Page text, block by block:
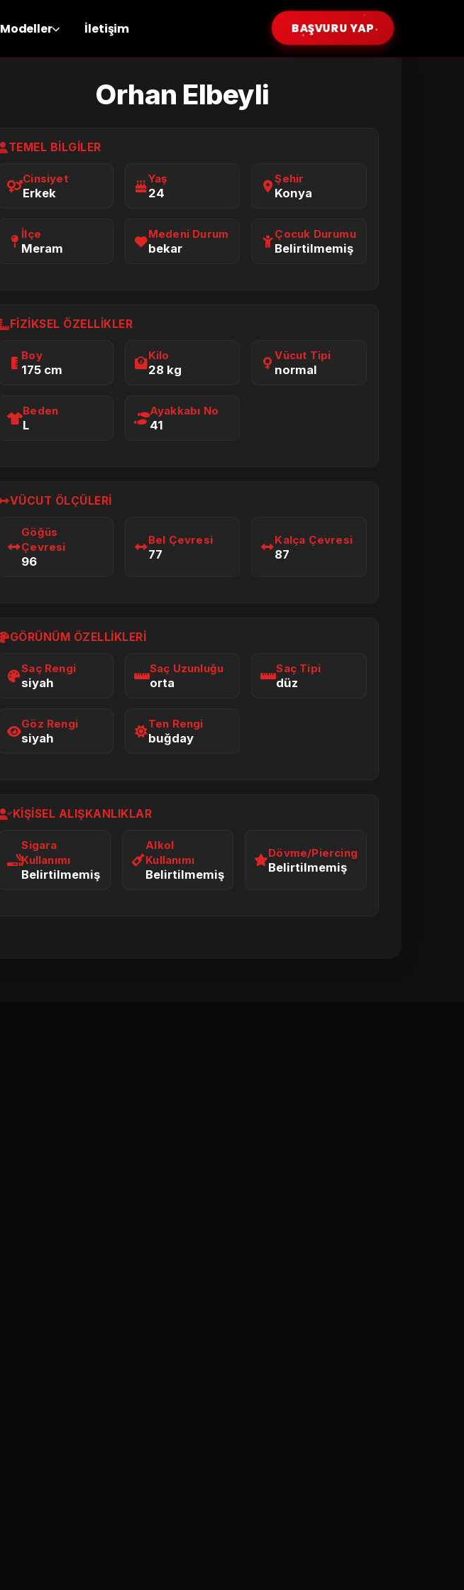
Modeller İletişim BAŞVURU YAP
Orhan Elbeyli
TEMEL BILGILER
Cinsiyet
Erkek
Yaş
24
Şehir
Konya
İlçe
Meram
Medeni Durum
bekar
Çocuk Durumu
Belirtilmemiş
FIZIKSEL ÖZELLIKLER
Boy
175 cm
Kilo
28 kg
Vücut Tipi
normal
Beden
L
Ayakkabı No
41
VÜCUT ÖLÇÜLERI
Göğüs
Çevresi
96
Bel Çevresi
77
Kalça Çevresi
87
GÖRÜNÜM ÖZELLIKLERI
Saç Rengi
siyah
Saç Uzunluğu
orta
Saç Tipi
düz
Göz Rengi
siyah
Ten Rengi
buğday
KIŞISEL ALIŞKANLIKLAR
Sigara
Kullanımı
Belirtilmemiş
Alkol
Kullanımı
Belirtilmemiş
Dövme/Piercing
Belirtilmemiş